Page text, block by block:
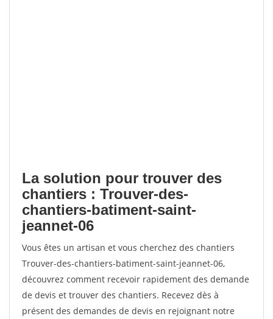
La solution pour trouver des
chantiers : Trouver-des-
chantiers-batiment-saint-
jeannet-06
Vous êtes un artisan et vous cherchez des chantiers
Trouver-des-chantiers-batiment-saint-jeannet-06,
découvrez comment recevoir rapidement des demande
de devis et trouver des chantiers. Recevez dès à
présent des demandes de devis en rejoignant notre